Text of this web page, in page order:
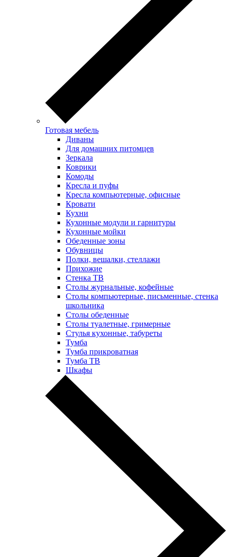
Готовая мебель
Диваны
Для домашних питомцев
Зеркала
Коврики
Комоды
Кресла и пуфы
Кресла компьютерные, офисные
Кровати
Кухни
Кухонные модули и гарнитуры
Кухонные мойки
Обеденные зоны
Обувницы
Полки, вешалки, стеллажи
Прихожие
Стенка ТВ
Столы журнальные, кофейные
Столы компьютерные, письменные, стенка
школьника
Столы обеденные
Столы туалетные, гримерные
Стулья кухонные, табуреты
Тумба
Тумба прикроватная
Тумба ТВ
Шкафы